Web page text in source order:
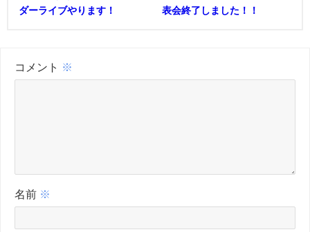
ダーライブやります！
表会終了しました！！
コメント ※
名前 ※